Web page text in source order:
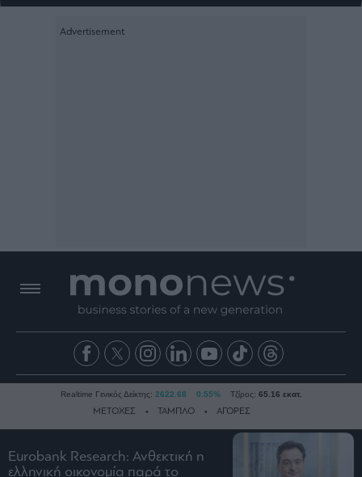
Ειδήσεις
Realtime Γενικός Δείκτης: 2622.68 0.55% Τζίρος: 65.16 εκατ.
ΜΕΤΟΧΕΣ ΤΑΜΠΛΟ ΑΓΟΡΕΣ
Eurobank Research: Ανθεκτική η
ελληνική οικονομία παρά το